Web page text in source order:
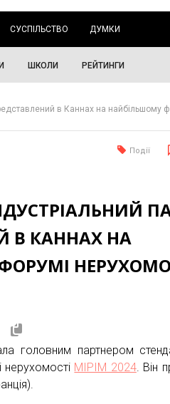
СУСПІЛЬСТВО ДУМКИ
ШКОЛИ РЕЙТИНГИ
в Каннах на найбільшому
Події
В КАННАХ НА
головним партнером
нерухомості MIPIM 2024. Він